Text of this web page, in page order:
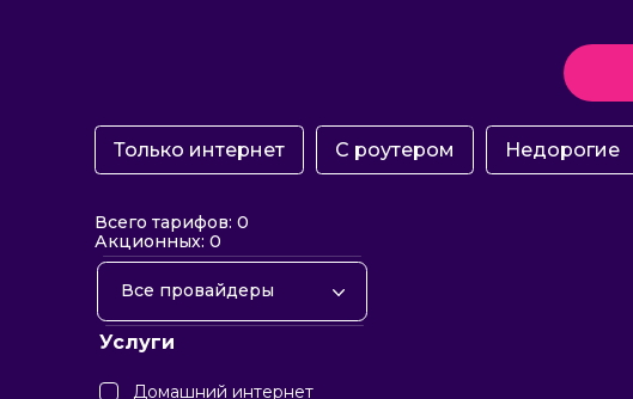
Только интернет С роутером Недорогие
Всего тарифов: 0
Акционных: 0
Все провайдеры
Услуги
Домашний интернет